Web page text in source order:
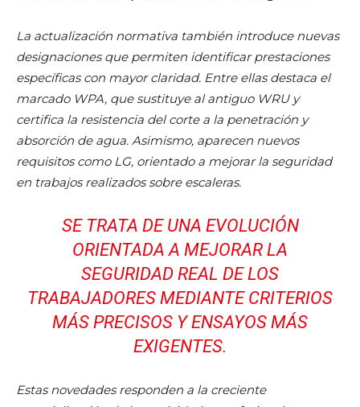
La actualización normativa también introduce nuevas
designaciones que permiten identificar prestaciones
específicas con mayor claridad. Entre ellas destaca el
marcado WPA, que sustituye al antiguo WRU y
certifica la resistencia del corte a la penetración y
absorción de agua. Asimismo, aparecen nuevos
requisitos como LG, orientado a mejorar la seguridad
en trabajos realizados sobre escaleras.
SE TRATA DE UNA EVOLUCIÓN
ORIENTADA A MEJORAR LA
SEGURIDAD REAL DE LOS
TRABAJADORES MEDIANTE CRITERIOS
MÁS PRECISOS Y ENSAYOS MÁS
EXIGENTES.
Estas novedades responden a la creciente